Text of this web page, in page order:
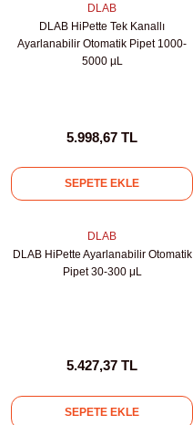
DLAB
DLAB HiPette Tek Kanallı
Ayarlanabilir Otomatik Pipet 1000-
5000 µL
5.998,67 TL
SEPETE EKLE
DLAB
DLAB HiPette Ayarlanabilir Otomatik
Pipet 30-300 μL
5.427,37 TL
SEPETE EKLE